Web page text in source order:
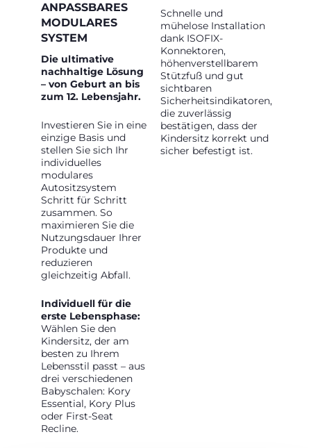
ANPASSBARES
MODULARES
SYSTEM
Die ultimative
nachhaltige Lösung
– von Geburt an bis
zum 12. Lebensjahr.
Investieren Sie in eine
einzige Basis und
stellen Sie sich Ihr
individuelles
modulares
Autositzsystem
Schritt für Schritt
zusammen. So
maximieren Sie die
Nutzungsdauer Ihrer
Produkte und
reduzieren
gleichzeitig Abfall.
Individuell für die
erste Lebensphase:
Wählen Sie den
Kindersitz, der am
besten zu Ihrem
Lebensstil passt – aus
drei verschiedenen
Babyschalen: Kory
Essential, Kory Plus
oder First-Seat
Recline.
Schnelle und
mühelose Installation
dank ISOFIX-
Konnektoren,
höhenverstellbarem
Stützfuß und gut
sichtbaren
Sicherheitsindikatoren,
die zuverlässig
bestätigen, dass der
Kindersitz korrekt und
sicher befestigt ist.